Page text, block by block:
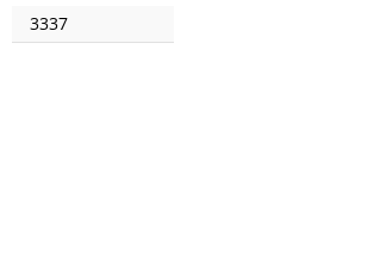
3337